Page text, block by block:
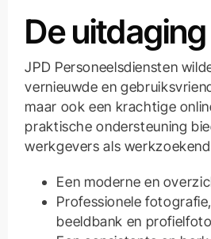
De uitdaging
JPD Personeelsdiensten
vernieuwde en
maar ook een krachtige
praktische ondersteuning
werkgevers als
Een moderne en
Professionele
beeldbank en